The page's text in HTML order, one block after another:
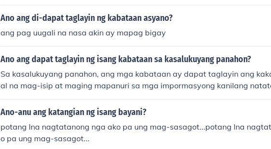
rin ang positibong pananaw at kakayahang mag-adapt sa mga
mit ang kanyang minimithi.
Ano ang di-dapat taglayin ng kabataan asyano?
ang pag uugali na nasa akin ay mapag bigay
Ano ang dapat taglayin ng isang kabataan sa kasalukuyang panahon?
Sa kasalukuyang panahon, ang mga kabataan ay dapat taglayin ang
al na mag-isip at maging mapanuri sa mga impormasyong kanilang
a sa digital na mundo. Mahalaga rin ang pagkakaroon ng mga
yon at pakikipagtulungan, dahil ang mga ito ay susi sa matagumpay na
upang maging aktibong mamamayan na handang tumulong sa
ng adaptable sa mga pagbabago at teknolohiya ay isa ring mahalagang
Ano-anu ang katangian ng isang bayani?
potang Ina nagtatanong nga ako pa ung mag-sasagot...potang Ina
o pa ung mag-sasagot...